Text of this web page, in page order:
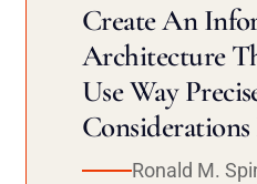
Create An
Architecture
Use Way
Ronald M.